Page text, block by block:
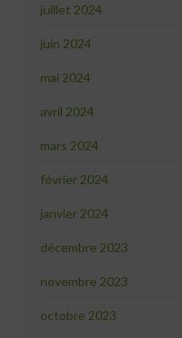
juillet 2024
juin 2024
mai 2024
avril 2024
mars 2024
février 2024
janvier 2024
décembre 2023
novembre 2023
octobre 2023